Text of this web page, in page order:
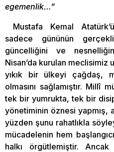
egemenlik…”
Mustafa Kemal
sadece gününün
güncelliğini ve
Nisan’da kurulan meclisimiz
yıkık bir ülkeyi çağdaş,
olmasını sağlamıştır. Millî
tek bir yumrukta, tek bir
yönetiminin öznesi yapmış,
yüzden şunu rahatlıkla
mücadelenin hem
halkı örgütlemiştir.